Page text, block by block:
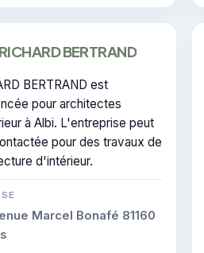
RICHARD BERTRAND
BERTRAND est
pour architectes
à Albi. L'entreprise peut
pour des travaux de
d'intérieur.
Marcel Bonafé 81160